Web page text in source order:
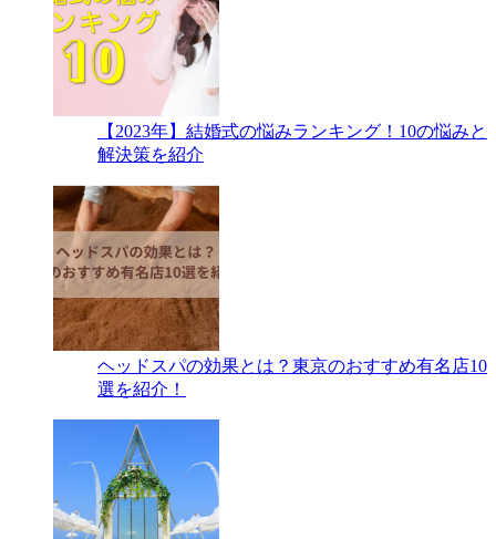
【2023年】結婚式の悩みランキング！10の悩みと
解決策を紹介
ヘッドスパの効果とは？東京のおすすめ有名店10
選を紹介！